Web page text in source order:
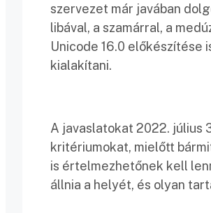
szervezet már javában
libával, a szamárral, a
Unicode 16.0 előkészítése
kialakítani.
A javaslatokat 2022. július
kritériumokat, mielőtt
is értelmezhetőnek kell
állnia a helyét, és olyan